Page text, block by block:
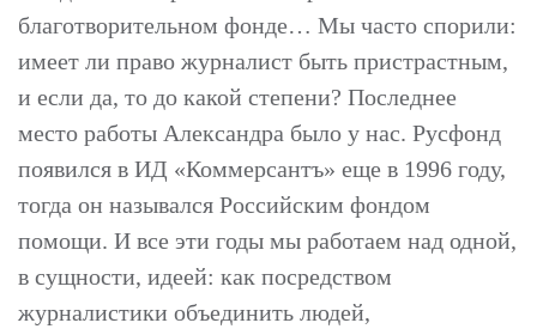
благотворительном фонде… Мы часто спорили:
имеет ли право журналист быть пристрастным,
и если да, то до какой степени? Последнее
место работы Александра было у нас. Русфонд
появился в ИД «Коммерсантъ» еще в 1996 году,
тогда он назывался Российским фондом
помощи. И все эти годы мы работаем над одной,
в сущности, идеей: как посредством
журналистики объединить людей,